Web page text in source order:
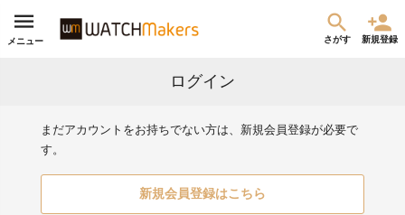
メニュー さがす 新規登録
ログイン
まだアカウントをお持ちでない方は、新規会員登録が必要で
す。
新規会員登録はこちら